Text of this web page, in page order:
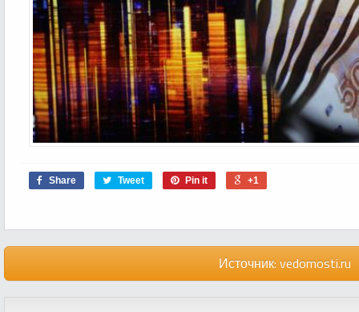
Share Tweet Pin it +1
Источник: vedomosti.ru